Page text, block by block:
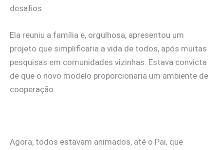
desafios.
Ela reuniu a família e, orgulhosa, apresentou um
projeto que simplificaria a vida de todos, após muitas
pesquisas em comunidades vizinhas. Estava convicta
de que o novo modelo proporcionaria um ambiente de
cooperação.
Agora, todos estavam animados, até o Pai, que